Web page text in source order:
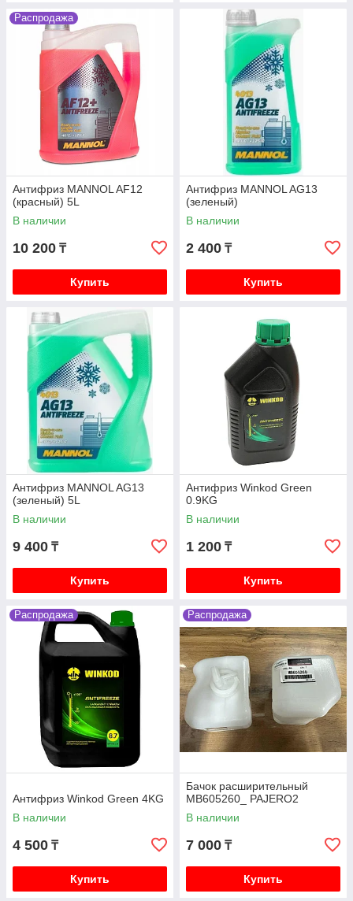
Распродажа
Антифриз MANNOL AF12
(красный) 5L
В наличии
10 200 ₸
Купить
Антифриз MANNOL AG13
(зеленый)
В наличии
2 400 ₸
Купить
Антифриз MANNOL AG13
(зеленый) 5L
В наличии
9 400 ₸
Купить
Антифриз Winkod Green
0.9KG
В наличии
1 200 ₸
Купить
Распродажа
Антифриз Winkod Green 4KG
В наличии
4 500 ₸
Купить
Распродажа
Бачок расширительный
MB605260_ PAJERO2
В наличии
7 000 ₸
Купить